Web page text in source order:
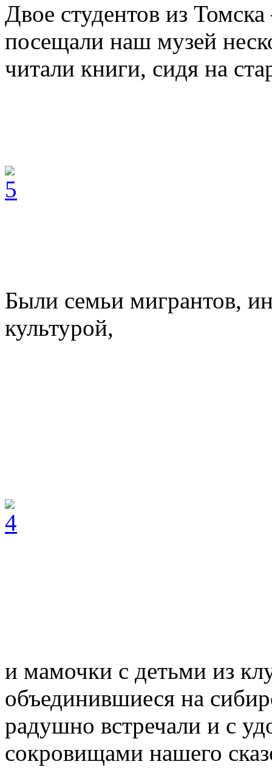
Двое студентов из
посещали наш музей
читали книги, сидя на
Были семьи мигрантов,
культурой,
и мамочки с детьми из
объединившиеся на
радушно встречали и с
сокровищами нашего